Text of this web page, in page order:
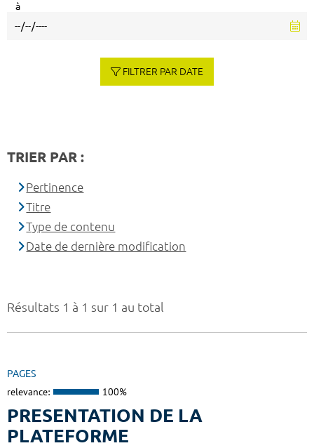
Résultats 1 à 1 sur 1 au total
PAGES
relevance: 100%
PRESENTATION DE LA
PLATEFORME
à
FILTRER PAR DATE
TRIER PAR :
Pertinence
Titre
Type de contenu
Date de dernière modification